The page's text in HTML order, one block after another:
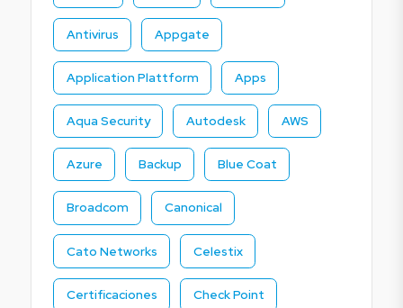
Antivirus Appgate
Application Plattform Apps
Aqua Security Autodesk AWS
Azure Backup Blue Coat
Broadcom Canonical
Cato Networks Celestix
Certificaciones Check Point